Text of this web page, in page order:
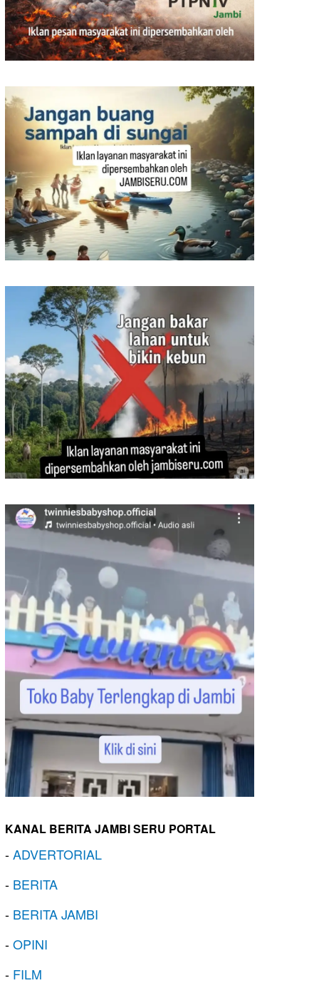
KANAL BERITA JAMBI SERU PORTAL
-ADVERTORIAL
- BERITA
- BERITA JAMBI
-OPINI
- FILM